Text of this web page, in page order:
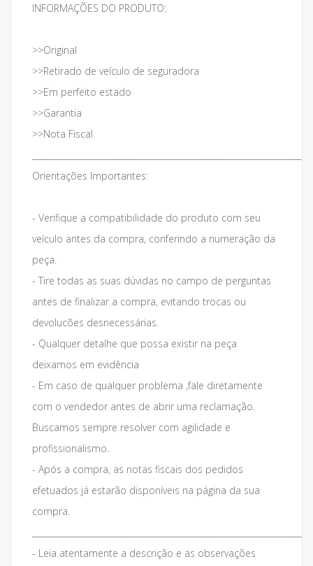
INFORMAÇÕES DO PRODUTO:
>>Original
>>Retirado de veículo de seguradora
>>Em perfeito estado
>>Garantia
>>Nota Fiscal
Orientações Importantes:
- Verifique a compatibilidade do produto com seu
veículo antes da compra, conferindo a numeração da
peça.
- Tire todas as suas dúvidas no campo de perguntas
antes de finalizar a compra, evitando trocas ou
devolucões desnecessárias.
- Qualquer detalhe que possa existir na peça
deixamos em evidência
- Em caso de qualquer problema ,fale diretamente
com o vendedor antes de abrir uma reclamação.
Buscamos sempre resolver com agilidade e
profissionalismo.
- Após a compra, as notas fiscais dos pedidos
efetuados já estarão disponíveis na página da sua
compra.
- Leia atentamente a descrição e as observações